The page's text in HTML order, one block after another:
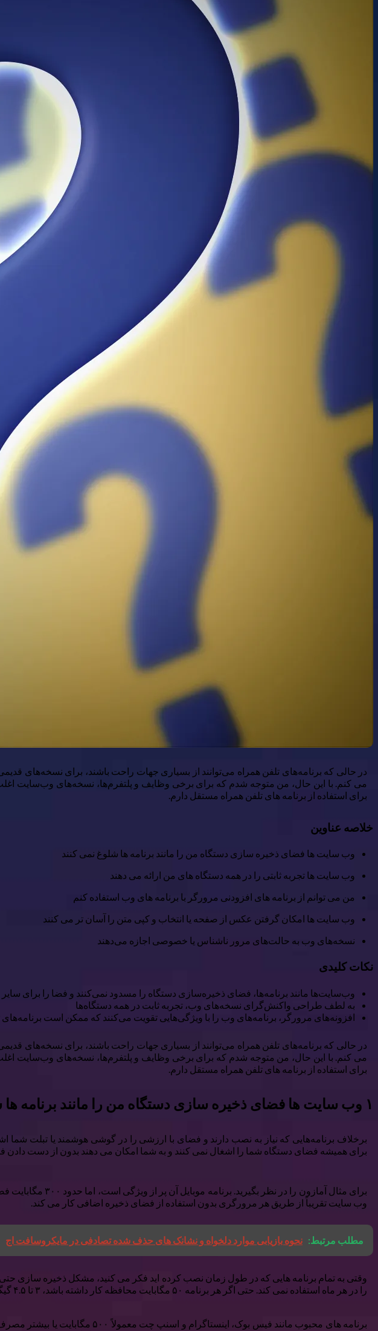
در حالی که برنامه‌های تلفن همراه می‌توانند از بسیاری جهات راحت باشند، برای نسخه‌های
می کنم. با این حال، من متوجه شدم که برای برخی وظایف و پلتفرم‌ها، نسخه‌های وب‌سایت اغلب
برای استفاده از برنامه های تلفن همراه مستقل دارم.
خلاصه عناوین
وب سایت ها فضای ذخیره سازی دستگاه من را مانند برنامه ها شلوغ نمی کنند
وب سایت ها تجربه ثابتی را در همه دستگاه های من ارائه می دهند
من می توانم از برنامه های افزودنی مرورگر با برنامه های وب استفاده کنم
وب سایت ها امکان گرفتن عکس از صفحه یا انتخاب و کپی متن را آسان تر می کنند
نسخه‌های وب به حالت‌های مرور ناشناس یا خصوصی اجازه می‌دهند
نکات کلیدی
وب‌سایت‌ها مانند برنامه‌ها، فضای ذخیره‌سازی دستگاه را مسدود نمی‌کنند و فضا را برای
به لطف طراحی واکنش‌گرای نسخه‌های وب، تجربه ثابت در همه دستگاه‌ها
افزونه‌های مرورگر، برنامه‌های وب را با ویژگی‌هایی تقویت می‌کنند که ممکن است برنامه‌های
در حالی که برنامه‌های تلفن همراه می‌توانند از بسیاری جهات راحت باشند، برای نسخه‌های
می کنم. با این حال، من متوجه شدم که برای برخی وظایف و پلتفرم‌ها، نسخه‌های وب‌سایت اغلب
برای استفاده از برنامه های تلفن همراه مستقل دارم.
۱ وب سایت ها فضای ذخیره سازی دستگاه من را مانند برنامه ها شلوغ نمی کنند
برخلاف برنامه‌هایی که نیاز به نصب دارند و فضای با ارزشی را در گوشی هوشمند یا تبلت شما
برای همیشه فضای دستگاه شما را اشغال نمی کنند و به شما امکان می دهند بدون از دست دادن
برای مثال
وب سایت تقریباً از طریق هر مرورگری بدون استفاده از فضای ذخیره اضافی کار می کند.
مطلب مرتبط: نحوه بازیابی موارد دلخواه و نشانک های حذف شده تصادفی در مایکروسافت اج
را در هر ماه استفاده نمی کند. حتی اگر هر برنامه ۵۰ مگابایت محافظه کار داشته باشد، ۳ تا ۴.۵ گیگابایت فضای ذخیره سازی فقط برای برنامه ها خواهد بود.
برنامه های محبوب مانند فیس